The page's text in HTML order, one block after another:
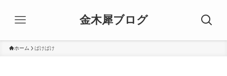
金木犀ブログ
ホーム ばけばけ